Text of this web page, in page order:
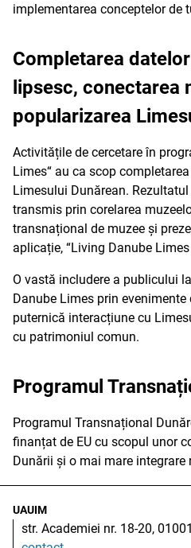
implementarea conceptelor de
Completarea
lipsesc, conectarea
popularizarea
Activitățile de cercetare în
Limes“ au ca scop
Limesului Dunărean.
transmis prin corelarea
transnațional de muzee și
aplicație, “Living Danube Limes
O vastă includere a publicului
Danube Limes prin
puternică interacțiune cu
cu patrimoniul comun.
Programul
Programul Transnațional
finanțat de EU cu scopul unor
Dunării și o mai mare integrare
UAUIM
str. Academiei nr. 18-20,